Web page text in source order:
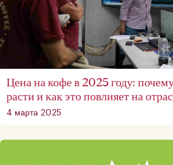
Цена на кофе в 2025 году:
расти и как это повлияет на
4 марта 2025